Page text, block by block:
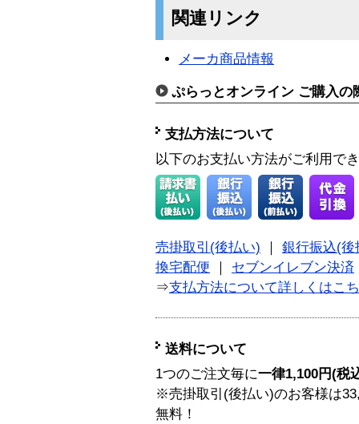
関連リンク
メーカ商品情報
ぷらっとオンライン ご購入の
支払方法について
以下のお支払い方法がご利用で
売掛取引(後払い)
銀行振込(後
換宅配便
セブンイレブン決済
⇒支払方法について詳しくはこ
送料について
1つのご注文毎に一律1,100円(税
※売掛取引(後払い)のお客様は
無料！